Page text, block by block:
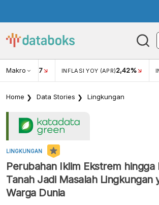
Makro
USD/IDR 17 INFLASI YOY (APR)2,42%
Home Data Stories Lingkungan
LINGKUNGAN
Perubahan Iklim Ekstrem hingga
Tanah Jadi Masalah Lingkungan
Warga Dunia